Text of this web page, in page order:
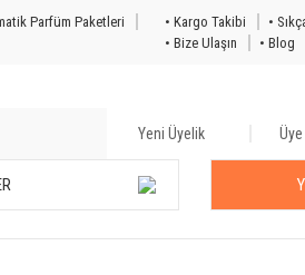
Parfüm Paketleri
• Kargo Takibi
•
• Bize Ulaşın
• Blog
Yeni Üyelik